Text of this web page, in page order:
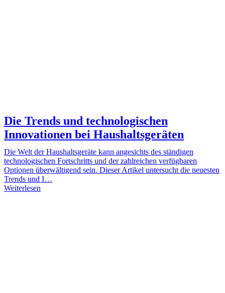
Die Trends und technologischen
Innovationen bei Haushaltsgeräten
Die Welt der Haushaltsgeräte kann angesichts des ständigen
technologischen Fortschritts und der zahlreichen verfügbaren
Optionen überwältigend sein. Dieser Artikel untersucht die neuesten
Trends und I…
Weiterlesen